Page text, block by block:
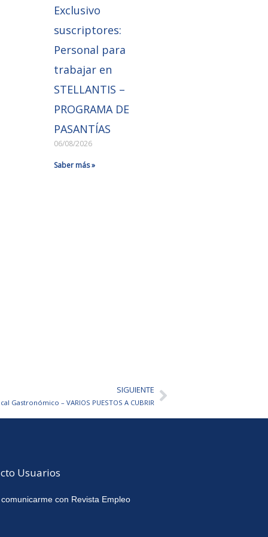
Exclusivo
suscriptores:
Personal para
trabajar en
STELLANTIS –
PROGRAMA DE
PASANTÍAS
06/08/2026
Saber más »
SIGUIENTE
Gastronómico – VARIOS PUESTOS A CUBRIRSiguiente
Usuarios
con Revista Empleo